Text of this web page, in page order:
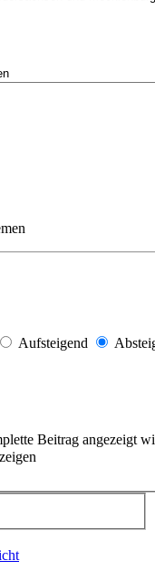
Aufsteigend
Beitrag angezeigt